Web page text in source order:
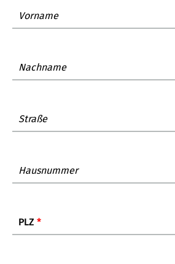
Vorname
Nachname
Straße
Hausnummer
PLZ *